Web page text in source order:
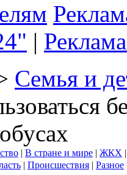
|
Семья и
| В стране и мире | ЖКХ
| Происшествия | Разное